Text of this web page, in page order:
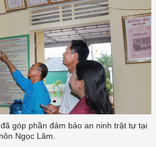
góp phần đảm bảo an ninh trật tự tại
Ngọc Lâm.